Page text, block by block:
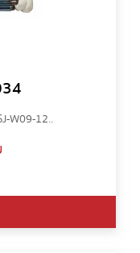
W09-12..